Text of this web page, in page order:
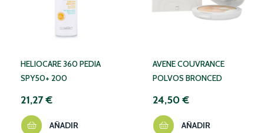
HELIOCARE 360 PEDIA
SPY50+ 200
21,27 €
AÑADIR
AVENE COUVRANCE
POLVOS BRONCED
24,50 €
AÑADIR